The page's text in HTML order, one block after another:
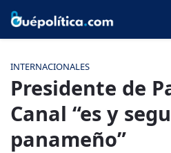
INTERNACIONALES
Presidente de
Canal “es y
panameño”